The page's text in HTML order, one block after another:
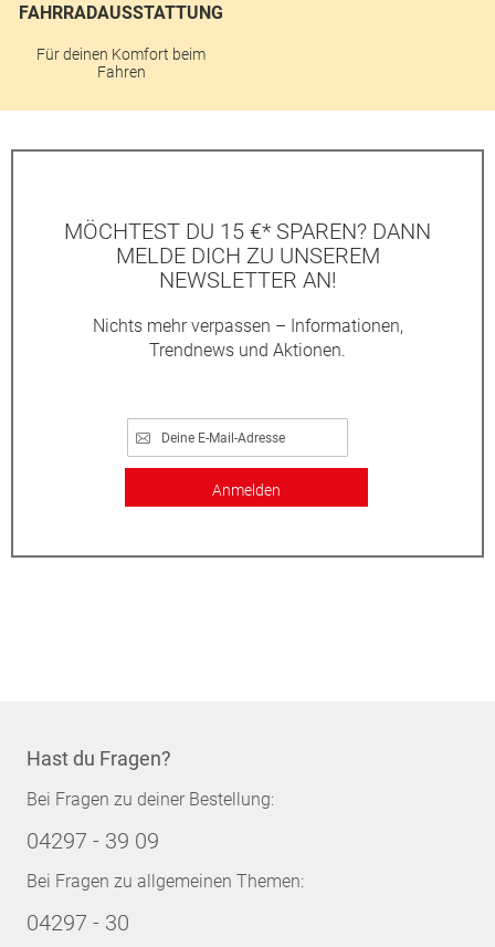
FAHRRADAUSSTATTUNG
Für deinen Komfort beim
Fahren
MÖCHTEST DU 15 €* SPAREN? DANN
MELDE DICH ZU UNSEREM
NEWSLETTER AN!
Nichts mehr verpassen – Informationen,
Trendnews und Aktionen.
Anmelden
Hast du Fragen?
Bei Fragen zu deiner Bestellung:
04297 - 39 09
Bei Fragen zu allgemeinen Themen:
04297 - 30